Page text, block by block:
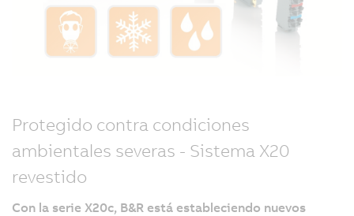
Protegido contra condiciones
ambientales severas - Sistema X20
revestido
Con la serie X20c, B&R está estableciendo nuevos